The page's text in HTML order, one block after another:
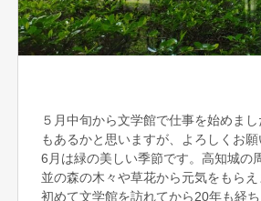
５月中旬から文学館で仕事を始めま
もあるかと思いますが、よろしくお願
6月は緑の美しい季節です。高知城の
並の森の木々や草花から元気をもらえ
初めて文学館を訪れてから20年も経